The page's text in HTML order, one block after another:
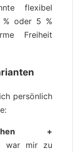
flexibel
oder 5 %
Freiheit
persönlich
+
war mir zu